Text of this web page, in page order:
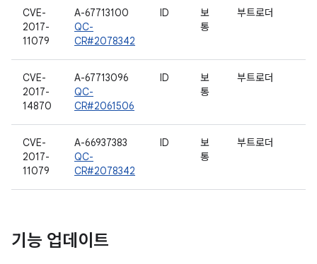
CVE-
2017-
11079
A-67713100
QC-
CR#2078342
ID
보
통
부트로더
CVE-
2017-
14870
A-67713096
QC-
CR#2061506
ID
보
통
부트로더
CVE-
2017-
11079
A-66937383
QC-
CR#2078342
ID
보
통
부트로더
기능 업데이트